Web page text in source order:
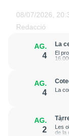
08/07/2026,
Redacció
AG.
4
La
El
AG.
4
iLa
AG.
2
Les
de la